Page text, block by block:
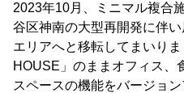
2023年10月、ミニマル複合
谷区神南の大型再開発に伴
エリアへと移転してまいり
HOUSE」のままオフィス、
スペースの機能をバージョ